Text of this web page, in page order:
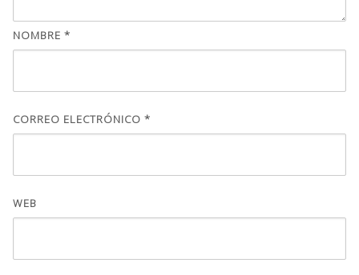
NOMBRE *
CORREO ELECTRÓNICO *
WEB